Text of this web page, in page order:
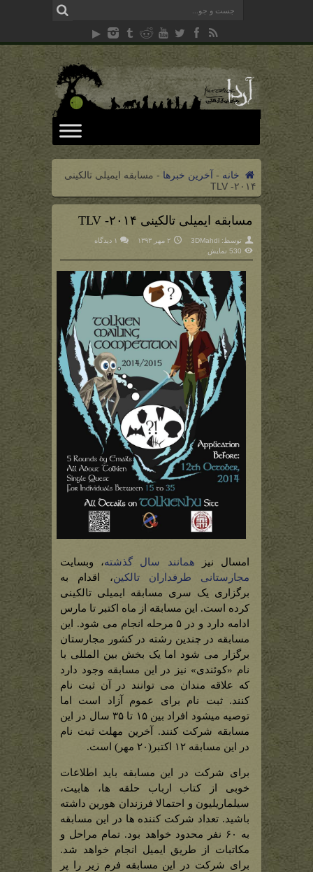
خانه - آخرین خبرها - مسابقه ایمیلی تالکینی
TLV -۲۰۱۴
مسابقه ایمیلی تالکینی TLV -۲۰۱۴
توسط: 3DMahdi ۲ مهر ۱۳۹۳
۱ دیدگاه
530 نمایش
امسال نیز همانند سال گذشته، وبسایت
مجارستانی طرفداران تالکین، اقدام به
برگزاری یک سری مسابقه ایمیلی تالکینی
کرده است. این مسابقه از ماه اکتبر تا مارس
ادامه دارد و در ۵ مرحله انجام می شود. این
مسابقه در چندین رشته در کشور مجارستان
برگزار می شود اما یک بخش بین المللی با
نام «کوئندی» نیز در این مسابقه وجود دارد
که علاقه مندان می توانند در آن ثبت نام
کنند. ثبت نام برای عموم آزاد است اما
توصیه میشود افراد بین ۱۵ تا ۳۵ سال در این
مسابقه شرکت کنند. آخرین مهلت ثبت نام
در این مسابقه ۱۲ اکتبر(۲۰ مهر) است.
برای شرکت در این مسابقه باید اطلاعات
خوبی از کتاب ارباب حلقه ها، هابیت،
سیلماریلیون و احتمالا فرزندان هورین داشته
باشید. تعداد شرکت کننده ها در این مسابقه
به ۶۰ نفر محدود خواهد بود. تمام مراحل و
مکاتبات از طریق ایمیل انجام خواهد شد.
برای شرکت در این مسابقه فرم زیر را پر